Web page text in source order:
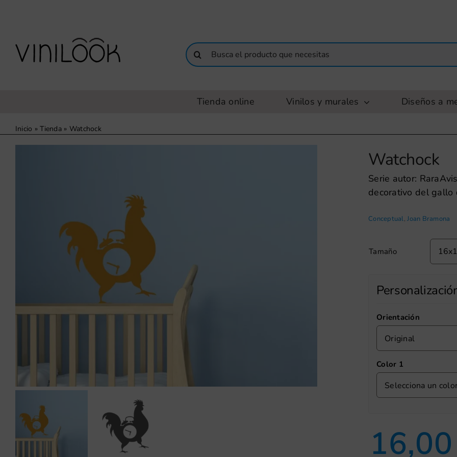
Buscar:
Tienda online Vinilos y murales Diseños a
Inicio »Tienda » Watchock
Watchock
Serie autor:
decorativo del gallo
Conceptual,Joan Bramona
Tamaño
Orientación
Original
Color 1
Selecciona un
16,00